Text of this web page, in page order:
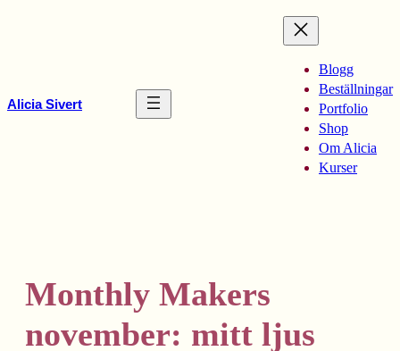
Alicia Sivert
Blogg
Beställningar
Portfolio
Shop
Om Alicia
Kurser
Monthly Makers
november: mitt ljus